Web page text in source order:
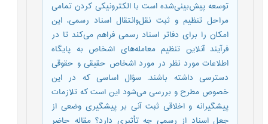
توسعه پیش‌بینی‌شده است با الکترونیکی کردن تمامی
مراحل تنظیم و ثبت نقل‌وانتقال اسناد رسمی، این
امکان را برای دفاتر اسناد رسمی فراهم می‌کند تا در
فرآیند آنلاین تنظيم معامله‌های اشخاص به پایگاه
اطلاعات مورد نظر در مورد اشخاص حقیقی و حقوقی
دسترسی داشته باشند. سؤال اساسی که در این
خصوص مطرح و بررسی می‌شود این است که تلازمات
پیشگیرانه و اخلاقی ثبت آنی بر پیشگیری وضعی از
جعل اسناد از رسمی چه تأثیری دارد؟ مقاله حاضر